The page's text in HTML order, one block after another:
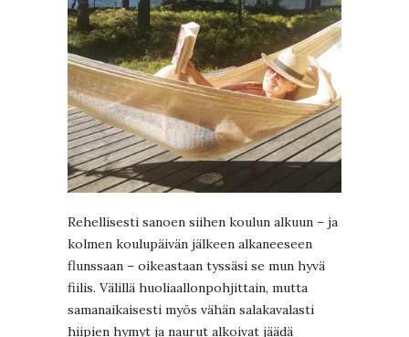
Rehellisesti sanoen siihen koulun alkuun – ja
kolmen koulupäivän jälkeen alkaneeseen
flunssaan – oikeastaan tyssäsi se mun hyvä
fiilis. Välillä huoliaallonpohjittain, mutta
samanaikaisesti myös vähän salakavalasti
hiipien hymyt ja naurut alkoivat jäädä